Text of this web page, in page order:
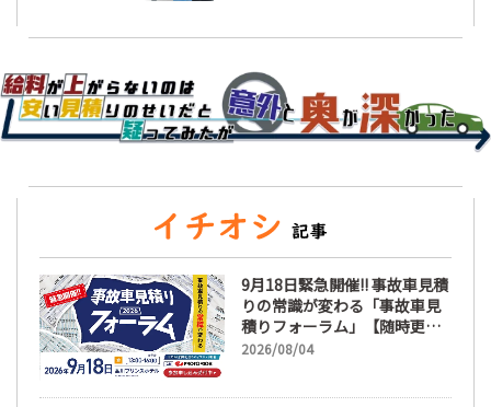
9月18日緊急開催!! 事故車見積
りの常識が変わる「事故車見
積りフォーラム」【随時更
新】
2026/08/04